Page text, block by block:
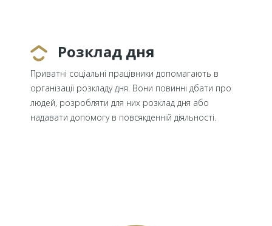
Розклад дня
Приватні соціальні працівники допомагають в
організації розкладу дня. Вони повинні дбати про
людей, розробляти для них розклад дня або
надавати допомогу в повсякденній діяльності.